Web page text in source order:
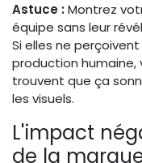
Astuce :Montrez
équipe sans leur
Si elles ne
production humaine,
trouvent que ça
les visuels.
L'impact
de la